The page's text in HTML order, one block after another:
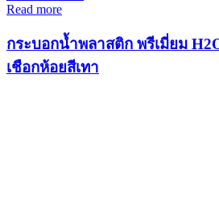
Read more
กระบอกน้ำพลาสติก พรีเมี่ยม
เชือกห้อยสีเทา